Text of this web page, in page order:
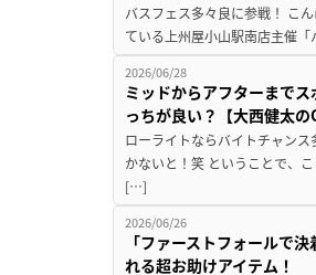
バスフェス多々良に参戦！ こ
ている上州屋小山駅南店主催
2026/06/28
ミッドからアフターまで
っちが良い？【大西健太の
ローライトならバイトチャン
かないと！笑 ということで、
[…]
2026/06/26
「ファーストフォールで
れる超お助けアイテム！